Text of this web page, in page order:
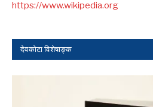
https://www.wikipedia.org
देवकोटा विशेषाङ्क